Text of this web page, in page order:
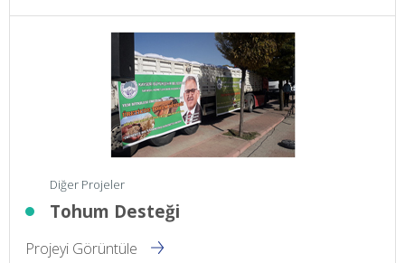
Diğer Projeler
Tohum Desteği
Projeyi Görüntüle